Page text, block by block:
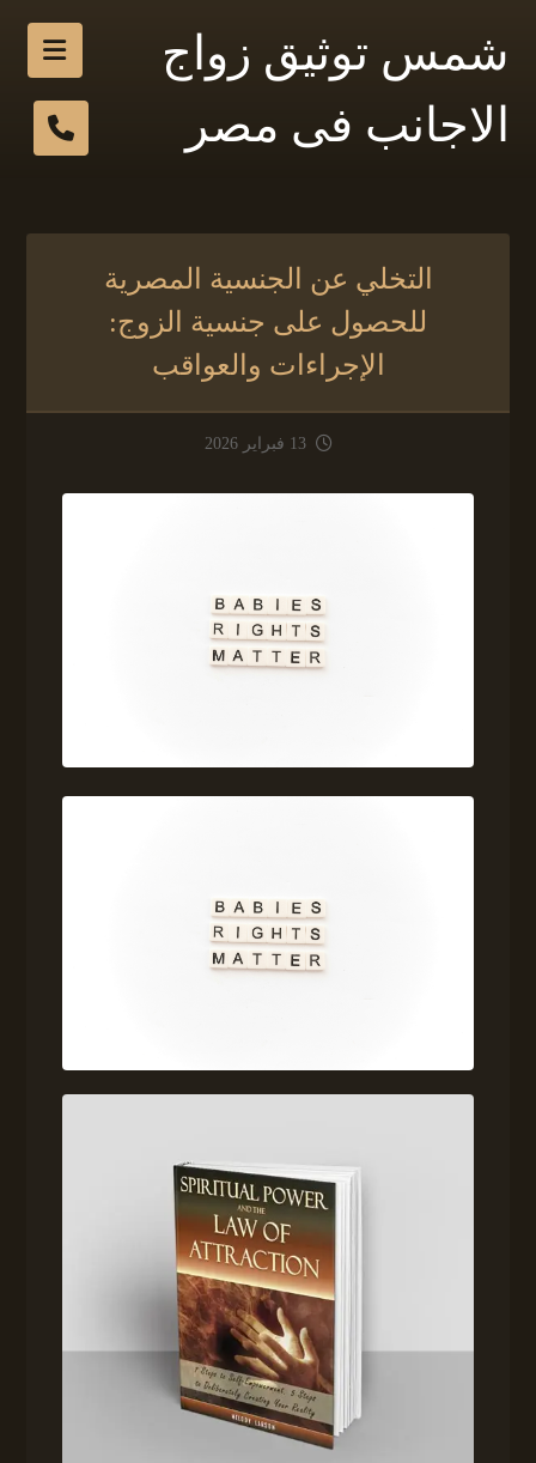
شمس توثيق زواج
الاجانب فى مصر
التخلي عن الجنسية المصرية
للحصول على جنسية الزوج:
الإجراءات والعواقب
13 فبراير 2026